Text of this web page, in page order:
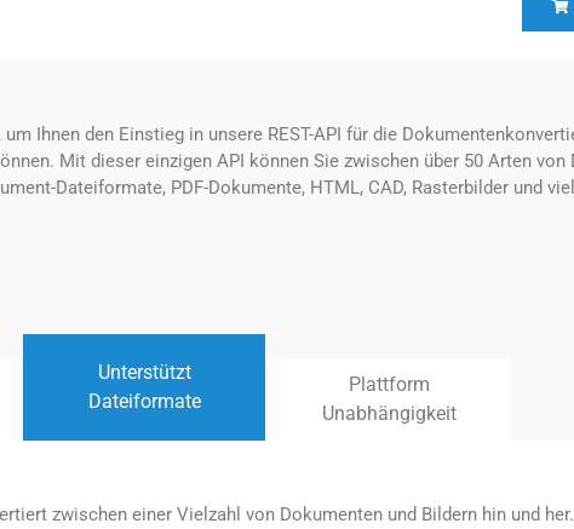
Ihnen den Einstieg in unsere REST-API für die
Mit dieser einzigen API können Sie zwischen über 50 Arten von
Dateiformate, PDF-Dokumente, HTML, CAD, Rasterbilder und
Unterstützt
Dateiformate
Plattform
Unabhängigkeit
zwischen einer Vielzahl von Dokumenten und Bildern hin und her.